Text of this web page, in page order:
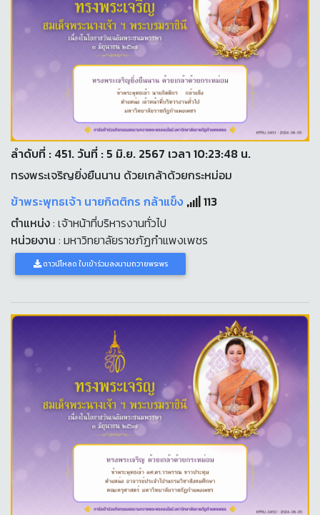
ลำดับที่ : 451. วันที่ : 5 มิ.ย. 2567 เวลา 10:23:48 น.
ทรงพระเจริญยิ่งยืนนาน ด้วยเกล้าด้วยกระหม่อม
ข้าพระพุทธเจ้า นายกิตติกร กล้าแข็ง
113
ตำแหน่ง: เจ้าหน้าที่บริหารงานทั่วไป
หน่วยงาน : มหาวิทยาลัยราชภัฏกำแพงเพชร
ดาวน์โหลด ใบเข้าร่วมลงนามถวายพระพร